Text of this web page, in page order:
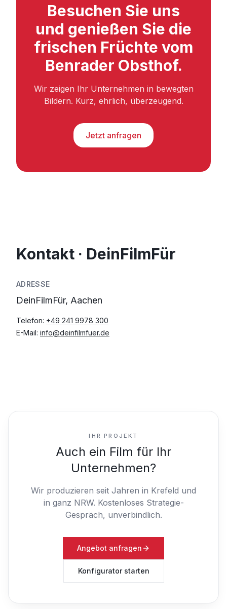
Besuchen Sie uns
und genießen Sie die
frischen Früchte vom
Benrader Obsthof.
Wir zeigen Ihr Unternehmen in bewegten
Bildern. Kurz, ehrlich, überzeugend.
Jetzt anfragen
Kontakt · DeinFilmFür
ADRESSE
DeinFilmFür, Aachen
Telefon: +49 241 9978 300
E-Mail: info@deinfilmfuer.de
IHR PROJEKT
Auch ein Film für Ihr
Unternehmen?
Wir produzieren seit Jahren in Krefeld und
in ganz NRW. Kostenloses Strategie-
Gespräch, unverbindlich.
Angebot anfragen
Konfigurator starten